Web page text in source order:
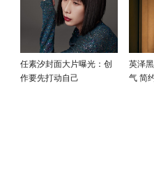
任素汐封面大片曝光：创
作要先打动自己
英泽
气 简